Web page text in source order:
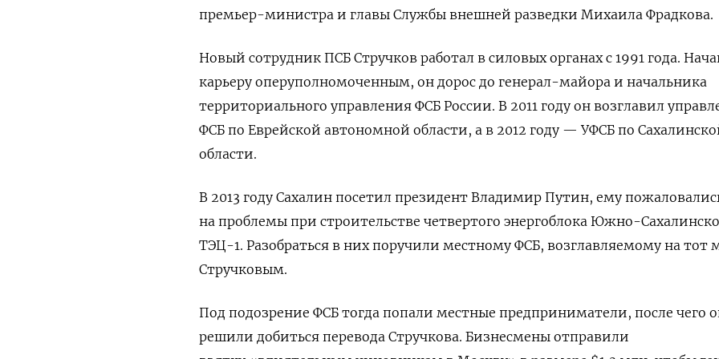
премьер-министра и главы Службы внешней разведки Михаила Фрадкова.
Новый сотрудник ПСБ Стручков работал в силовых органах с 1991 года.
карьеру оперуполномоченным, он дорос до генерал-майора и начальника
территориального управления ФСБ России. В 2011 году он возглавил
ФСБ по Еврейской автономной области, а в 2012 году — УФСБ по
области.
В 2013 году Сахалин посетил президент Владимир Путин, ему
на проблемы при строительстве четвертого энергоблока Южно-
ТЭЦ-1. Разобраться в них поручили местному ФСБ, возглавляемому на тот
Стручковым.
Под подозрение ФСБ тогда попали местные предприниматели, после чего
решили добиться перевода Стручкова. Бизнесмены отправили